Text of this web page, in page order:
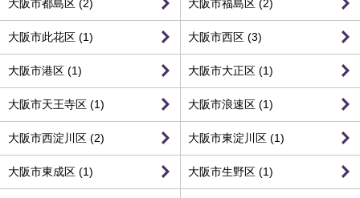
大阪市都島区 (2) 大阪市福島区 (2)
大阪市此花区 (1) 大阪市西区 (3)
大阪市港区 (1) 大阪市大正区 (1)
大阪市天王寺区 (1) 大阪市浪速区 (1)
大阪市西淀川区 (2) 大阪市東淀川区 (1)
大阪市東成区 (1) 大阪市生野区 (1)